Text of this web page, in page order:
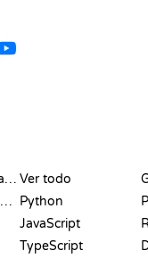
Aprende a programar
Webs para aprender a programar gratis
Ver todo
Python
JavaScript
TypeScript
R